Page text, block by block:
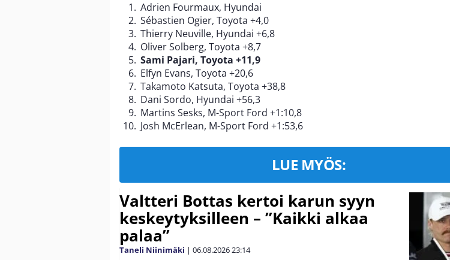
Adrien Fourmaux, Hyundai
Sébastien Ogier, Toyota +4,0
Thierry Neuville, Hyundai +6,8
Oliver Solberg, Toyota +8,7
Sami Pajari, Toyota +11,9
Elfyn Evans, Toyota +20,6
Takamoto Katsuta, Toyota +38,8
Dani Sordo, Hyundai +56,3
Martins Sesks, M-Sport Ford +1:10,8
Josh McErlean, M-Sport Ford +1:53,6
LUE MYÖS:
Valtteri Bottas kertoi karun syyn
keskeytyksilleen – ”Kaikki alkaa
palaa”
Taneli Niinimäki | 06.08.202623:14